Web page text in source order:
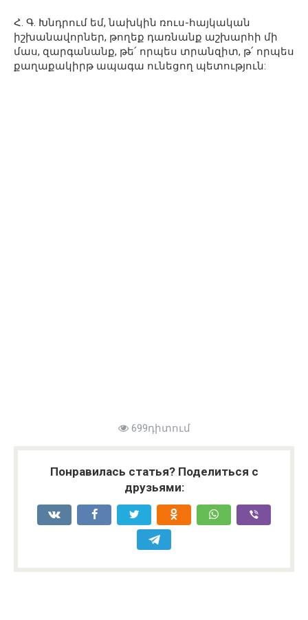
Հ. Գ. Խնդրում եմ, նախկին ռուս-հայկական
իշխանավորներ, թողեք դառնանք աշխարհի մի
մաս, զարգանանք, թե՛ որպես տրանզիտ, թ՛ որպես
քաղաքակիրթ ապագա ունեցող պետություն:
699դիտում
Понравилась статья? Поделиться с
друзьями: